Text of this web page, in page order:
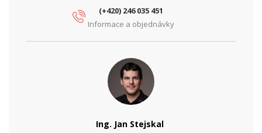
(+420) 246 035 451
Informace a objednávky
Ing. Jan Stejskal